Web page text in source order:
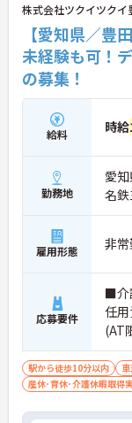
株式会社ツクイツクイ
【愛知県／
未経験も可！
の募集！
給料 時給
勤務地
愛
名
雇用形態 非
応募要件
■介
任
(AT
駅から徒歩10分以内
産休･育休･介護休暇取得